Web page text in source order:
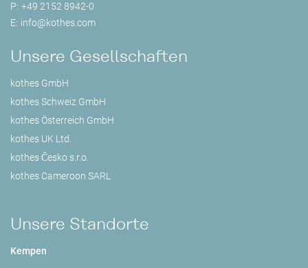
P: +49 2152 8942-0
E: info@kothes.com
Unsere Gesellschaften
kothes GmbH
kothes Schweiz GmbH
kothes Österreich GmbH
kothes UK Ltd.
kothes Česko s.r.o.
kothes Cameroon SARL
Unsere Standorte
Kempen